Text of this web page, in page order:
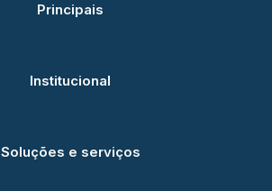
Principais
Institucional
Soluções e serviços